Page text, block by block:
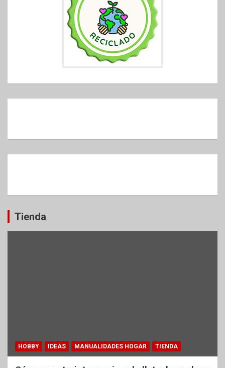
Tienda
HOBBY IDEAS MANUALIDADES HOGAR TIENDA